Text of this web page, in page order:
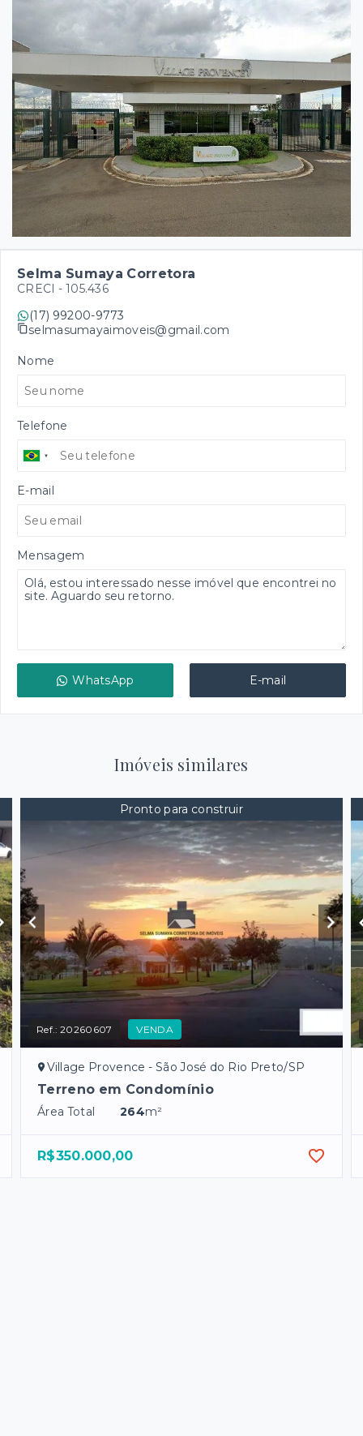
Selma Sumaya Corretora
CRECI - 105.436
(17) 99200-9773
selmasumayaimoveis@gmail.com
Nome
Telefone
E-mail
Mensagem
WhatsApp E-mail
Imóveis similares
Pronto para construir
Ref.:20260607 VENDA
Village Provence - São José do Rio Preto/SP
Terreno em Condomínio
Área Total 264m²
R$350.000,00